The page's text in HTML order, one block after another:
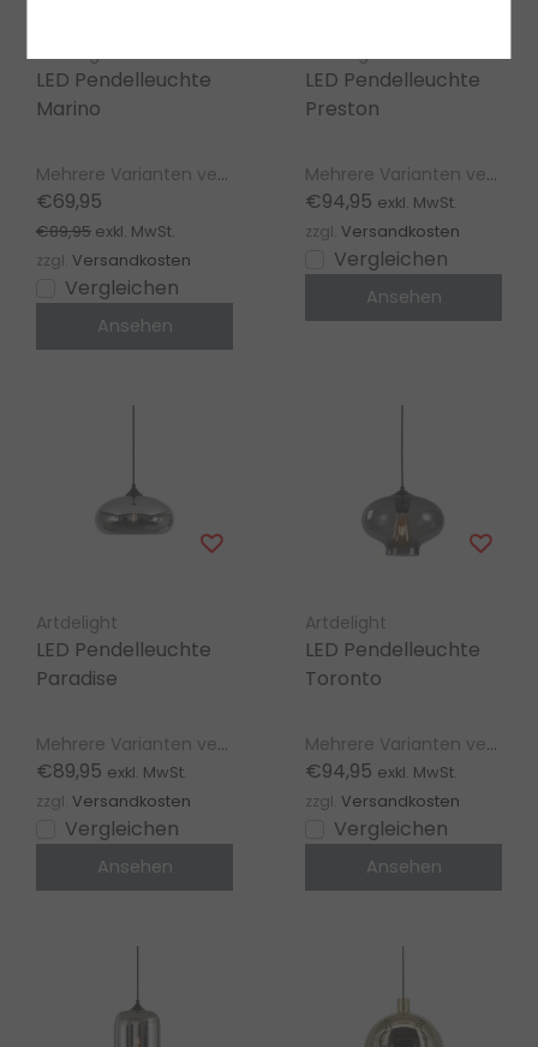
LED Pendelleuchte
Marino
Mehrere Varianten verfügbar
€69,95
€89,95 exkl. MwSt.
zzgl. Versandkosten
Vergleichen
Ansehen
LED Pendelleuchte
Preston
Mehrere Varianten verfügbar
€94,95 exkl. MwSt.
zzgl. Versandkosten
Vergleichen
Ansehen
Artdelight
LED Pendelleuchte
Paradise
Mehrere Varianten verfügbar
€89,95 exkl. MwSt.
zzgl. Versandkosten
Vergleichen
Ansehen
Artdelight
LED Pendelleuchte
Toronto
Mehrere Varianten verfügbar
€94,95 exkl. MwSt.
zzgl. Versandkosten
Vergleichen
Ansehen